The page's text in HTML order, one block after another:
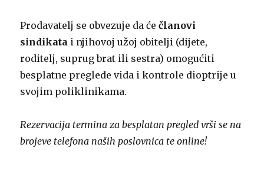
Prodavatelj se obvezuje da ćečlanovi
sindikata i njihovoj užoj obitelji (dijete,
roditelj, suprug brat ili sestra) omogućiti
besplatne preglede vida i kontrole dioptrije u
svojim poliklinikama.
Rezervacija termina za besplatan pregled vrši se na
brojeve telefona naših poslovnica te online!